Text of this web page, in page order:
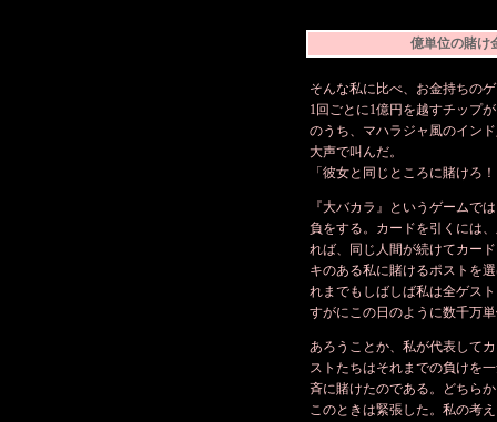
億単位の賭け
そんな私に比べ、お金持ちの
1回ごとに1億円を越すチップ
のうち、マハラジャ風のイン
大声で叫んだ。
「彼女と同じところに賭け
『大バカラ』というゲームで
負をする。カードを引くには
れば、同じ人間が続けてカー
キのある私に賭けるポストを
れまでもしばしば私は全ゲス
すがにこの日のように数千万
あろうことか、私が代表して
ストたちはそれまでの負けを
斉に賭けたのである。どちら
このときは緊張した。私の考